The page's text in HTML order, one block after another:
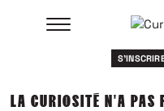
LA CURIOSITÉ N'A PAS